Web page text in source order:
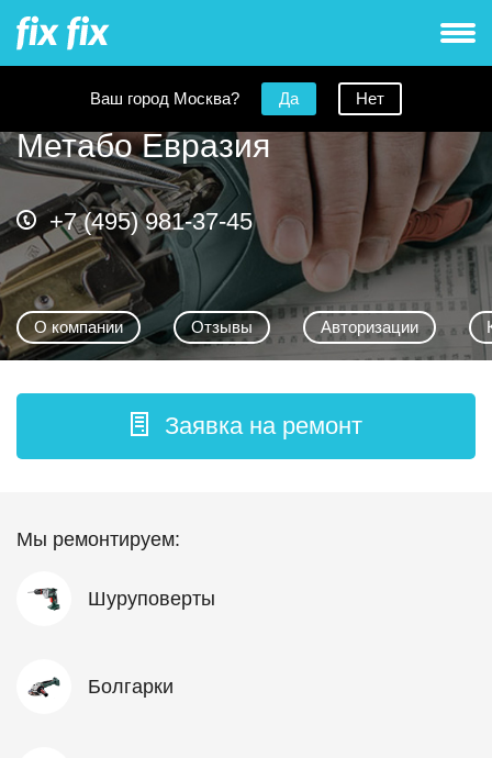
Ваш город Москва? Да Нет
Метабо Евразия
+7 (495) 981-37-45
О компании Отзывы Авторизации
Заявка на ремонт
Мы ремонтируем:
Шуруповерты
Болгарки